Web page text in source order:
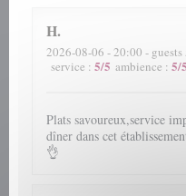
H
2026-08-06 - 20:00 - guests
service : 5/5 ambience : 5/5
Plats savoureux,service
dîner dans cet
👌